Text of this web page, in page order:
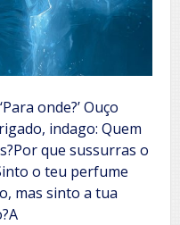
onde?’ Ouço
indago: Quem
que sussurras o
o teu perfume
mas sinto a tua